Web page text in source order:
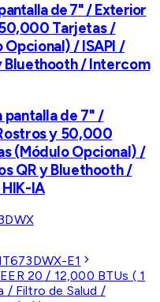
de 7" / Exterior
Tarjetas /
/ ISAPI /
Bluethooth / Intercom
pantalla de 7" /
y 50,000
(Módulo Opcional) /
QR y Bluethooth /
IA
E1